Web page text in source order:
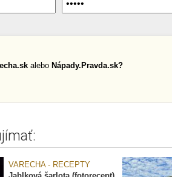
alebo Nápady.Pravda.sk?
VARECHA - RECEPTY